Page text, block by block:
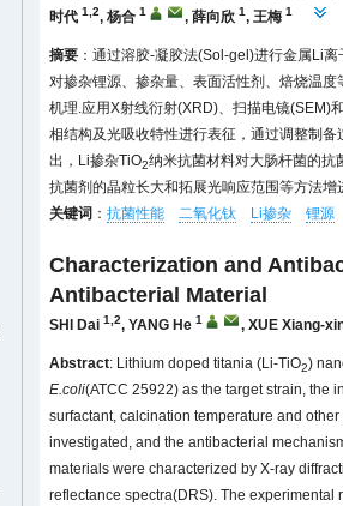
时代 1,2, 杨合 1 , 薛向欣 1, 王梅 1
摘要 ：通过溶胶-凝胶法(Sol-gel)进行金属Li离
对掺杂锂源、掺杂量、表面活性剂、焙烧温
机理.应用X射线衍射(XRD)、扫描电镜(SEM)
相结构及光吸收特性进行表征，通过调整制
出，Li掺杂TiO2纳米抗菌材料对大肠杆菌的抗
抗菌剂的晶粒长大和拓展光响应范围等方法增
关键词 ： 抗菌性能 二氧化钛 Li掺杂 锂源
Characterization and
Antibacterial Material
SHI Dai 1,2, YANG He 1 , XUE Xiang-
Abstract: Lithium doped titania (Li-TiO2)
E.coli(ATCC 25922) as the target strain, the
surfactant, calcination temperature and
investigated, and the antibacterial
materials were characterized by X-ray
reflectance spectra(DRS). The